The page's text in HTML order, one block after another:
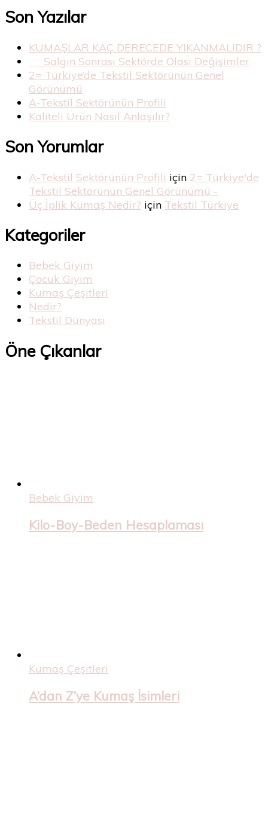
Son Yazılar
KUMAŞLAR KAÇ DERECEDE YIKANMALIDIR ?
Salgın Sonrası Sektörde Olası Değişimler
2= Türkiye’de Tekstil Sektörünün Genel
Görünümü
A-Tekstil Sektörünün Profili
Kaliteli Ürün Nasıl Anlaşılır?
Son Yorumlar
A-Tekstil Sektörünün Profili için 2= Türkiye'de
Tekstil Sektörünün Genel Görünümü -
Üç İplik Kumaş Nedir? için Tekstil Türkiye
Kategoriler
Bebek Giyim
Çocuk Giyim
Kumaş Çeşitleri
Nedir?
Tekstil Dünyası
Öne Çıkanlar
Bebek Giyim
Kilo-Boy-Beden Hesaplaması
Kumaş Çeşitleri
A’dan Z’ye Kumaş İsimleri